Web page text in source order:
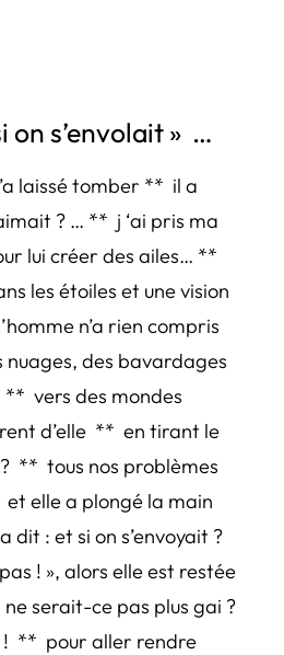
on s’envolait » …
laissé tomber ** il a
? … ** j ‘ai pris ma
lui créer des ailes… **
les étoiles et une vision
n’a rien compris
des bavardages
vers des mondes
d’elle ** en tirant le
** tous nos problèmes
elle a plongé la main
: et si on s’envoyait ?
! », alors elle est restée
serait-ce pas plus gai ?
** pour aller rendre